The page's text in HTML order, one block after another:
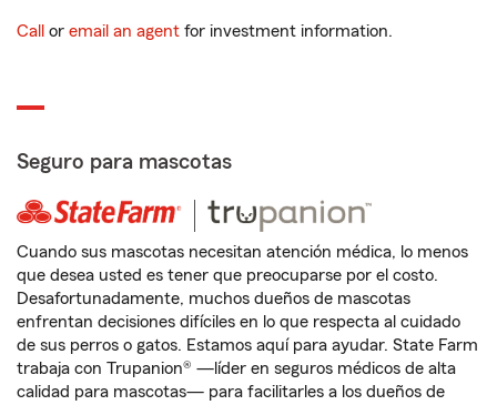
Call or email an agent for investment information.
Seguro para mascotas
Cuando sus mascotas necesitan atención médica, lo menos
que desea usted es tener que preocuparse por el costo.
Desafortunadamente, muchos dueños de mascotas
enfrentan decisiones difíciles en lo que respecta al cuidado
de sus perros o gatos. Estamos aquí para ayudar. State Farm
trabaja con Trupanion® —líder en seguros médicos de alta
calidad para mascotas— para facilitarles a los dueños de